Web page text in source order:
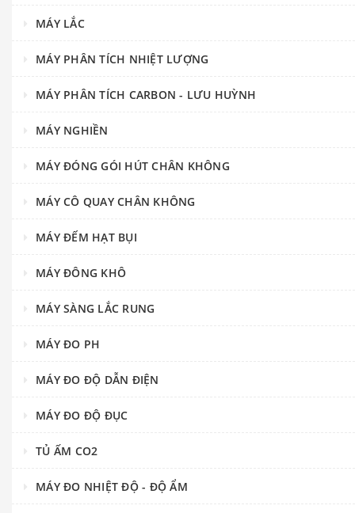
MÁY LẮC
MÁY PHÂN TÍCH NHIỆT LƯỢNG
MÁY PHÂN TÍCH CARBON - LƯU HUỲNH
MÁY NGHIỀN
MÁY ĐÓNG GÓI HÚT CHÂN KHÔNG
MÁY CÔ QUAY CHÂN KHÔNG
MÁY ĐẾM HẠT BỤI
MÁY ĐÔNG KHÔ
MÁY SÀNG LẮC RUNG
MÁY ĐO PH
MÁY ĐO ĐỘ DẪN ĐIỆN
MÁY ĐO ĐỘ ĐỤC
TỦ ẤM CO2
MÁY ĐO NHIỆT ĐỘ - ĐỘ ẨM